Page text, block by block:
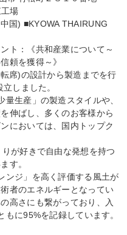
場
国) ■KYOWA THAIRUNG
ト：《共和産業について～
頼を獲得～》
席)の設計から製造までを行
しました。
生産」の製造スタイルや、
伸ばし、多くのお客様から
においては、国内トップク
が好きで自由な発想を持つ
す。
ンジ」を高く評価する風土が
者のエネルギーとなってい
高さにも繋がっており、入
に95%を記録しています。